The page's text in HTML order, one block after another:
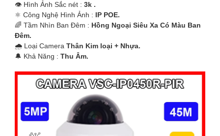
👁 Hình Ảnh Sắc nét : 3k .
⚛️ Công Nghệ Hình Ảnh : IP POE.
🌈 Tầm Nhìn Ban Đêm : Hồng Ngoại Siêu Xa Có Màu Ban
Ðêm.
🌧️ Loại Camera Thân Kim loại + Nhựa.
️🔔 Khả Năng : Thu Âm.